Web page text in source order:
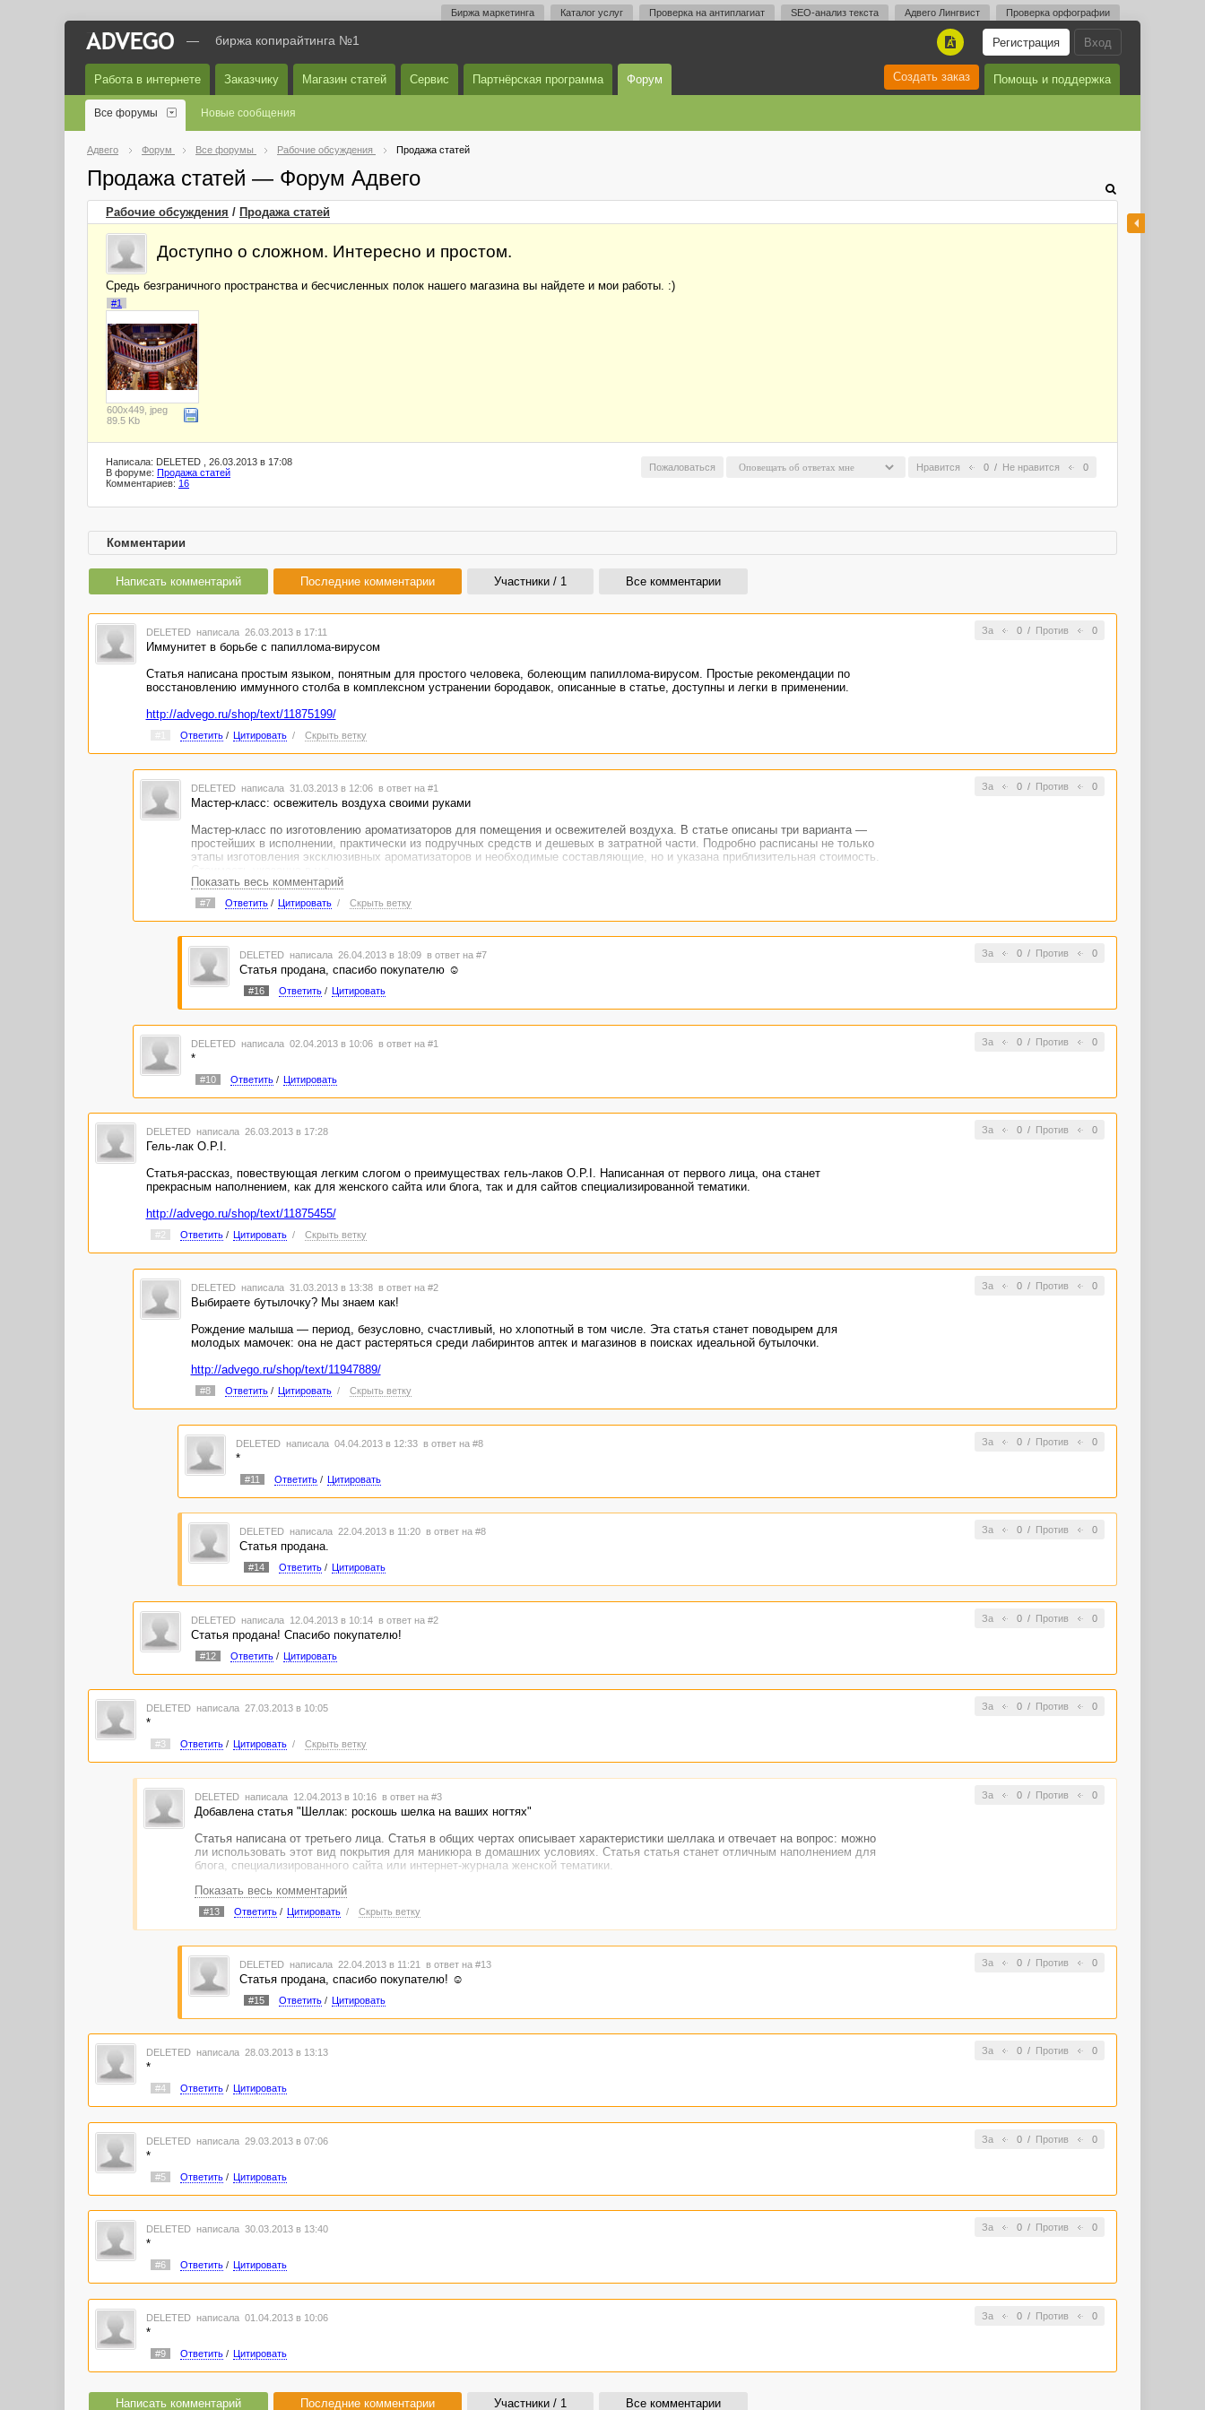
Биржа маркетинга Каталог услуг Проверка на антиплагиат SEO-анализ текста Адвего Лингвист Проверка орфографии
Вход
Регистрация
A
— биржа копирайтинга №1
Работа в интернете Заказчику Магазин статей Сервис Партнёрская программа Форум Помощь и поддержка
Создать заказ
Все форумы Новые сообщения
Адвего Форум Все форумы Рабочие обсуждения Продажа статей
Продажа статей — Форум Адвего
Рабочие обсуждения / Продажа статей
Доступно о сложном. Интересно и простом.
Средь безграничного пространства и бесчисленных полок нашего магазина вы найдете и мои работы. :)
#1
600x449, jpeg
89.5 Kb
Нравится 0 / Не нравится 0
Пожаловаться
Написала: DELETED , 26.03.2013 в 17:08
В форуме: Продажа статей
Комментариев: 16
Комментарии
Написать комментарий Последние комментарии Участники / 1 Все комментарии
За 0/ Против 0
DELETED написала 26.03.2013 в 17:11
Иммунитет в борьбе с папиллома-вирусом
Статья написана простым языком, понятным для простого человека, болеющим папиллома-вирусом. Простые рекомендации по
восстановлению иммунного столба в комплексном устранении бородавок, описанные в статье, доступны и легки в применении.
http://advego.ru/shop/text/11875199/
Ответить/ Цитировать / Скрыть ветку
За 0/ Против 0
DELETED написала 31.03.2013 в 12:06 в ответ на #1
Мастер-класс: освежитель воздуха своими руками
Мастер-класс по изготовлению ароматизаторов для помещения и освежителей воздуха. В статье описаны три варианта —
простейших в исполнении, практически из подручных средств и дешевых в затратной части. Подробно расписаны не только
этапы изготовления эксклюзивных ароматизаторов и необходимые составляющие, но и указана приблизительная стоимость.
http://advego.ru/shop/text/11947413/
Показать весь комментарий
#7 Ответить/ Цитировать / Скрыть ветку
За 0/ Против 0
DELETED написала 26.04.2013 в 18:09 в ответ на #7
Статья продана, спасибо покупателю ☺
#16 Ответить/ Цитировать
За 0/ Против 0
DELETED написала 02.04.2013 в 10:06 в ответ на #1
*
#10 Ответить/ Цитировать
За 0/ Против 0
DELETED написала 26.03.2013 в 17:28
Гель-лак O.P.I.
Статья-рассказ, повествующая легким слогом о преимуществах гель-лаков O.P.I. Написанная от первого лица, она станет
прекрасным наполнением, как для женского сайта или блога, так и для сайтов специализированной тематики.
http://advego.ru/shop/text/11875455/
#2 Ответить/ Цитировать / Скрыть ветку
За 0/ Против 0
DELETED написала 31.03.2013 в 13:38 в ответ на #2
Выбираете бутылочку? Мы знаем как!
Рождение малыша — период, безусловно, счастливый, но хлопотный в том числе. Эта статья станет поводырем для
молодых мамочек: она не даст растеряться среди лабиринтов аптек и магазинов в поисках идеальной бутылочки.
http://advego.ru/shop/text/11947889/
#8 Ответить/ Цитировать / Скрыть ветку
За 0/ Против 0
DELETED написала 04.04.2013 в 12:33 в ответ на #8
*
#11 Ответить/ Цитировать
За 0/ Против 0
DELETED написала 22.04.2013 в 11:20 в ответ на #8
Статья продана.
#14 Ответить/ Цитировать
За 0/ Против 0
DELETED написала 12.04.2013 в 10:14 в ответ на #2
Статья продана! Спасибо покупателю!
#12 Ответить/ Цитировать
За 0/ Против 0
DELETED написала 27.03.2013 в 10:05
*
#3 Ответить/ Цитировать / Скрыть ветку
За 0/ Против 0
DELETED написала 12.04.2013 в 10:16 в ответ на #3
Добавлена статья "Шеллак: роскошь шелка на ваших ногтях"
Статья написана от третьего лица. Статья в общих чертах описывает характеристики шеллака и отвечает на вопрос: можно
ли использовать этот вид покрытия для маникюра в домашних условиях. Статья статья станет отличным наполнением для
блога, специализированного сайта или интернет-журнала женской тематики.
http://advego.ru/shop/my/showcase/
Показать весь комментарий
#13 Ответить/ Цитировать / Скрыть ветку
За 0/ Против 0
DELETED написала 22.04.2013 в 11:21 в ответ на #13
Статья продана, спасибо покупателю! ☺
#15 Ответить/ Цитировать
За 0/ Против 0
DELETED написала 28.03.2013 в 13:13
*
#4 Ответить/ Цитировать
За 0/ Против 0
DELETED написала 29.03.2013 в 07:06
*
#5 Ответить/ Цитировать
За 0/ Против 0
DELETED написала 30.03.2013 в 13:40
*
#6 Ответить/ Цитировать
За 0/ Против 0
DELETED написала 01.04.2013 в 10:06
*
#9 Ответить/ Цитировать
Написать комментарий Последние комментарии Участники / 1 Все комментарии